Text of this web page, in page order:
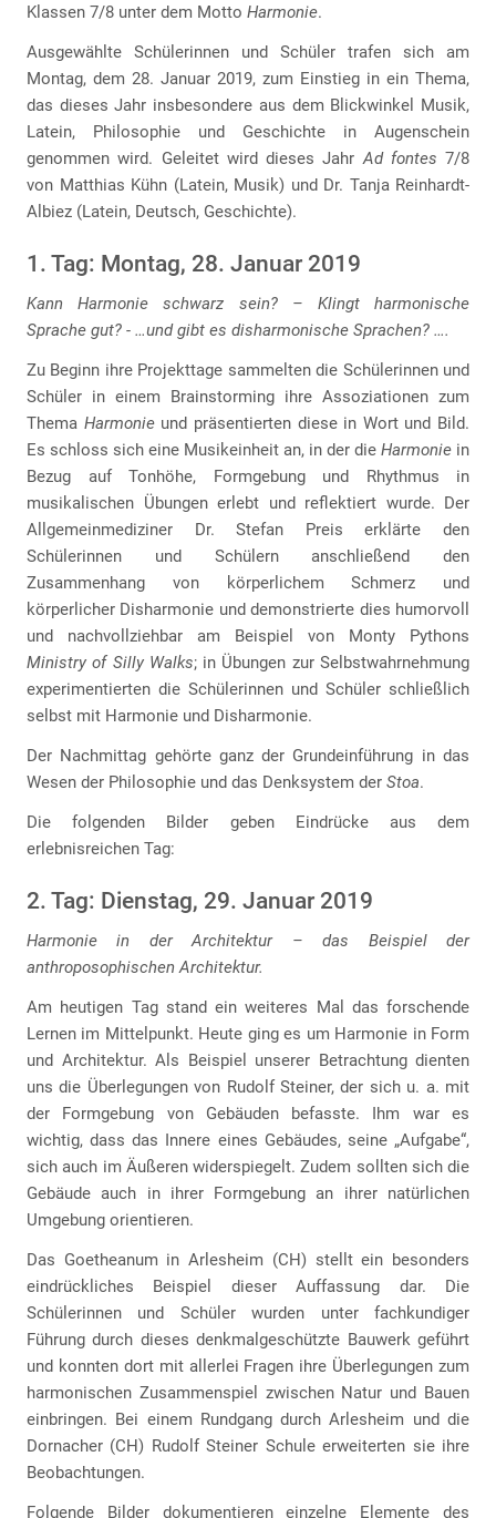
Klassen 7/8 unter dem Motto Harmonie.
Ausgewählte Schülerinnen und Schüler trafen sich am
Montag, dem 28. Januar 2019, zum Einstieg in ein Thema,
das dieses Jahr insbesondere aus dem Blickwinkel Musik,
Latein, Philosophie und Geschichte in Augenschein
genommen wird. Geleitet wird dieses JahrAd fontes 7/8
von Matthias Kühn (Latein, Musik) und Dr. Tanja Reinhardt-
Albiez (Latein, Deutsch, Geschichte).
1. Tag: Montag, 28. Januar 2019
Kann Harmonie schwarz sein? – Klingt harmonische
Sprache gut? - …und gibt es disharmonische Sprachen? ….
Zu Beginn ihre Projekttage sammelten die Schülerinnen und
Schüler in einem Brainstorming ihre Assoziationen zum
Thema Harmonieund präsentierten diese in Wort und Bild.
Es schloss sich eine Musikeinheit an, in der die Harmonie in
Bezug auf Tonhöhe, Formgebung und Rhythmus in
musikalischen Übungen erlebt und reflektiert wurde. Der
Allgemeinmediziner Dr. Stefan Preis erklärte den
Schülerinnen und Schülern anschließend den
Zusammenhang von körperlichem Schmerz und
körperlicher Disharmonie und demonstrierte dies humorvoll
und nachvollziehbar am Beispiel von Monty Pythons
Ministry of Silly Walks; in Übungen zur Selbstwahrnehmung
experimentierten die Schülerinnen und Schüler schließlich
selbst mit Harmonie und Disharmonie.
Der Nachmittag gehörte ganz der Grundeinführung in das
Wesen der Philosophie und das Denksystem der Stoa.
Die folgenden Bilder geben Eindrücke aus dem
erlebnisreichen Tag:
2. Tag: Dienstag, 29. Januar 2019
Harmonie in der Architektur – das Beispiel der
anthroposophischen Architektur.
Am heutigen Tag stand ein weiteres Mal das forschende
Lernen im Mittelpunkt. Heute ging es um Harmonie in Form
und Architektur. Als Beispiel unserer Betrachtung dienten
uns die Überlegungen von Rudolf Steiner, der sich u. a. mit
der Formgebung von Gebäuden befasste. Ihm war es
wichtig, dass das Innere eines Gebäudes, seine „Aufgabe“,
sich auch im Äußeren widerspiegelt. Zudem sollten sich die
Gebäude auch in ihrer Formgebung an ihrer natürlichen
Umgebung orientieren.
Das Goetheanum in Arlesheim (CH) stellt ein besonders
eindrückliches Beispiel dieser Auffassung dar. Die
Schülerinnen und Schüler wurden unter fachkundiger
Führung durch dieses denkmalgeschützte Bauwerk geführt
und konnten dort mit allerlei Fragen ihre Überlegungen zum
harmonischen Zusammenspiel zwischen Natur und Bauen
einbringen. Bei einem Rundgang durch Arlesheim und die
Dornacher (CH) Rudolf Steiner Schule erweiterten sie ihre
Beobachtungen.
Folgende Bilder dokumentieren einzelne Elemente des